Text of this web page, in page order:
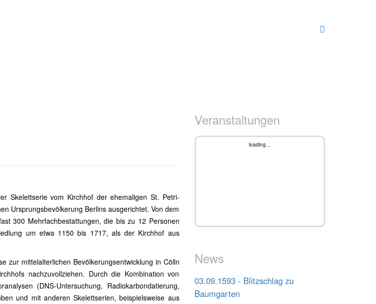
Skelettserie vom Kirchhof der ehemaligen St. Petri-
Ursprungsbevölkerung Berlins ausgerichtet. Von dem
300 Mehrfachbestattungen, die bis zu 12 Personen
um etwa 1150 bis 1717, als der Kirchhof aus
zur mittelalterlichen Bevölkerungsentwicklung in Cölln
nachzuvollziehen. Durch die Kombination von
(DNS-Untersuchung, Radiokarbondatierung,
und mit anderen Skelettserien, beispielsweise aus
Veranstaltungen
loading...
News
03.09.1593 - Blitzschlag zu
Baumgarten